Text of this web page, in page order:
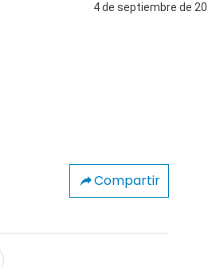
4 de septiembre de
Compartir